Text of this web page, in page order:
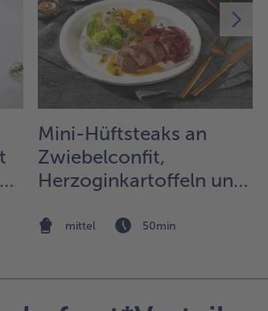
Mini-Hüftsteaks an
Zwiebelconfit,
Herzoginkartoffeln und
mittel 50min